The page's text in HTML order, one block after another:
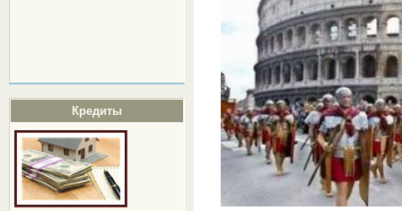
Кредиты